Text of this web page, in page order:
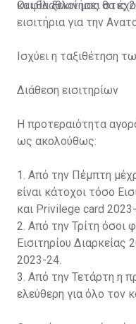
και θα ξεκινήσει στις
Οι φίλαθλοί μας θα
εισιτήρια για την
Ισχύει η ταξιθέτηση
Διάθεση εισιτηρίων
Η προτεραιότητα
ως ακολούθως:
1. Από την Πέμπτη
είναι κάτοχοι τόσο
και Privilege card
2. Από την Τρίτη όσοι
Εισιτηρίου Διαρκείας
2023-24.
3. Από την Τετάρτη η
ελεύθερη για όλο τον